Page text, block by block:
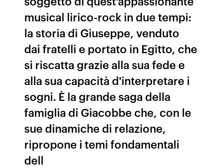
musical lirico-rock in due tempi:
la storia di Giuseppe, venduto
dai fratelli e portato in Egitto, che
si riscatta grazie alla sua fede e
alla sua capacità d'interpretare i
sogni. È la grande saga della
famiglia di Giacobbe che, con le
sue dinamiche di relazione,
ripropone i temi fondamentali
dell